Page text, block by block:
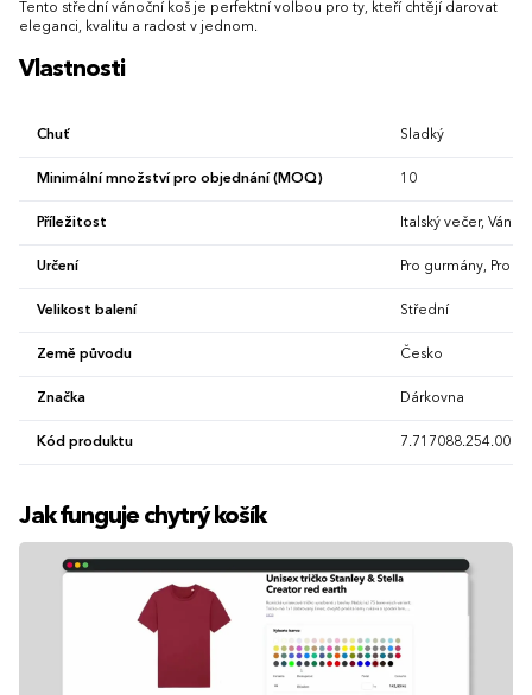
Tento střední vánoční koš je perfektní volbou pro ty, kteří chtějí darovat
eleganci, kvalitu a radost v jednom.
Vlastnosti
Chuť Sladký
Minimální množství pro objednání (MOQ) 10
Příležitost Italský večer,
Určení Pro gurmány, Pro
Velikost balení Střední
Země původu Česko
Značka Dárkovna
Kód produktu 7.717088.254.00
Jak funguje chytrý košík